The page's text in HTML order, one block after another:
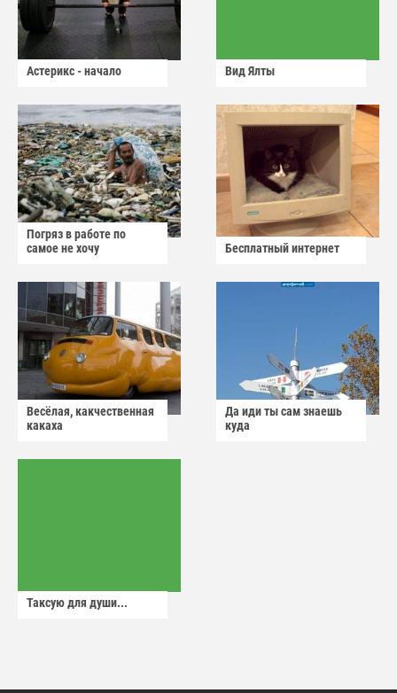
Астерикс - начало Вид Ялты
Погряз в работе по
самое не хочу
Бесплатный интернет
Весёлая, какчественная
какаха
Да иди ты сам знаешь
куда
Таксую для души...